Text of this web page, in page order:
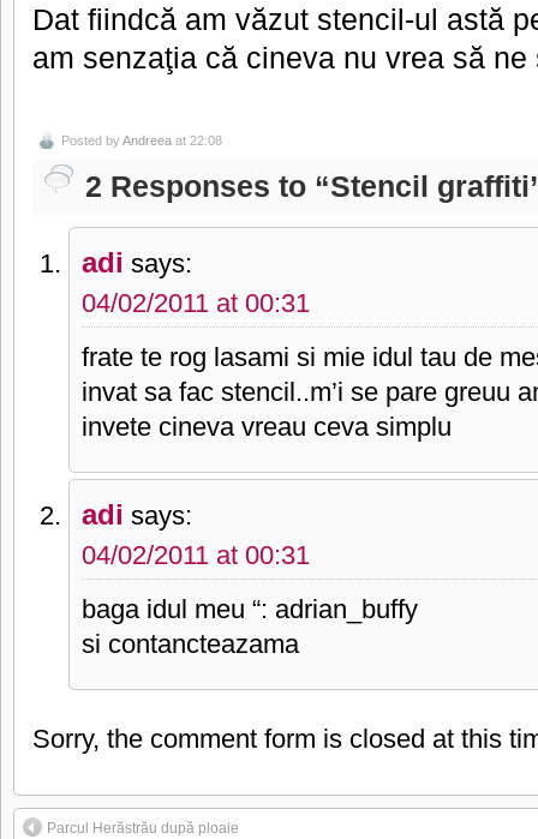
Dat fiindcă am văzut stencil-ul astă
am senzaţia că cineva nu vrea să
Posted byAndreea at 22:08
2 Responses to “Stencil
adi says:
04/02/2011 at 00:31
frate te rog lasami si mie idul tau de
invat sa fac stencil..m’i se pare greuu
invete cineva vreau ceva simplu
adi says:
04/02/2011 at 00:31
baga idul meu “: adrian_buffy
si contancteazama
Sorry, the comment form is closed at this
Parcul Herăstrău după ploaie